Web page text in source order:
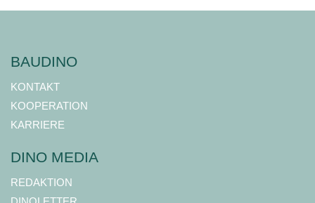
BAUDINO
KONTAKT
KOOPERATION
KARRIERE
DINO MEDIA
REDAKTION